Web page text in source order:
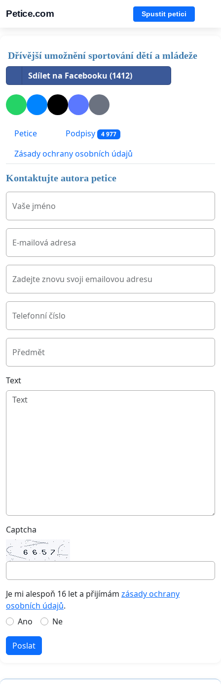
Petice.com Spustit petici
Dřívější umožnění sportování dětí a mládeže
Sdílet na Facebooku (1412)
Petice Podpisy 4 977
Zásady ochrany osobních údajů
Kontaktujte autora petice
Vaše jméno
E-mailová adresa
Zadejte znovu svoji emailovou adresu
Telefonní číslo
Předmět
Text
Captcha
Je mi alespoň 16 let a přijímám zásady ochrany
osobních údajů.
Ano
Ne
Poslat